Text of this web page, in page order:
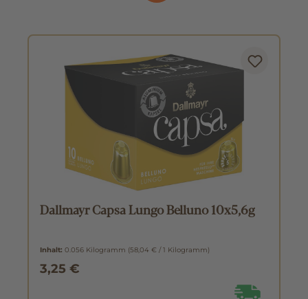
Dallmayr Capsa Lungo Belluno 10x5,6g
Inhalt: 0.056 Kilogramm (58,04 € / 1 Kilogramm)
3,25 €